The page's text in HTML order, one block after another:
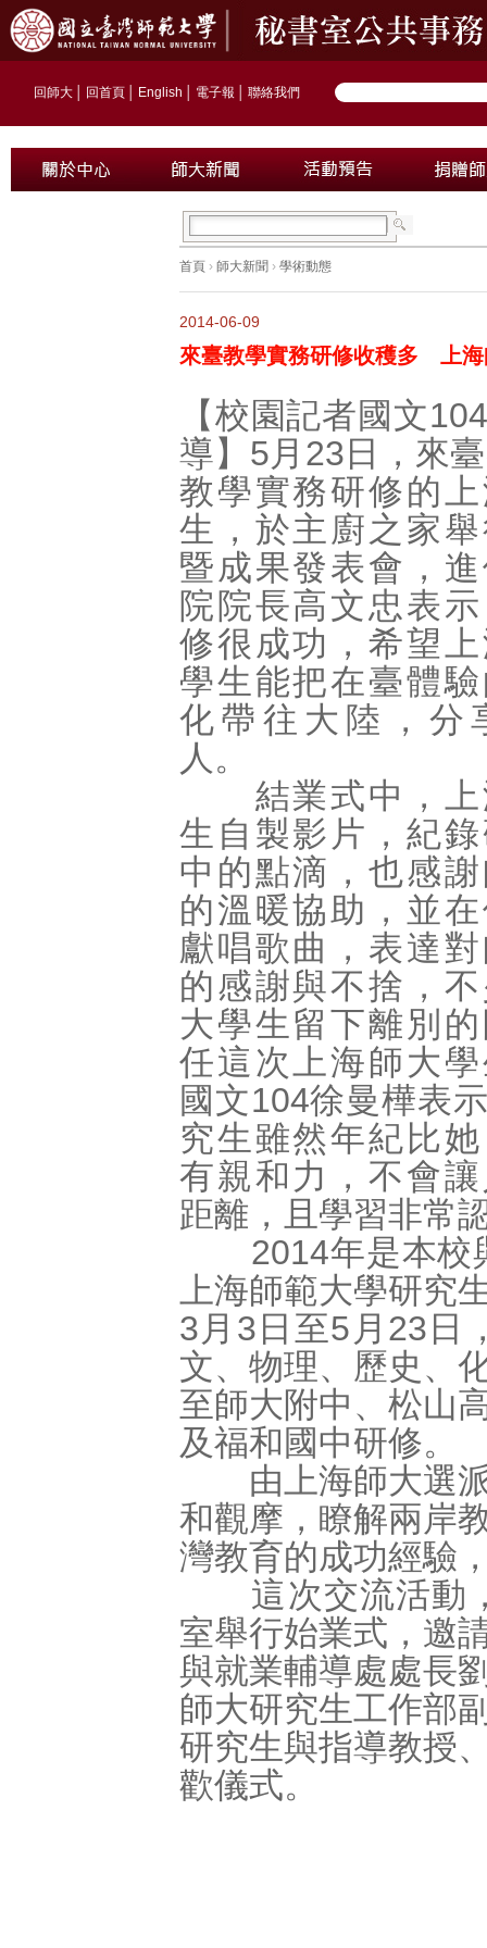
回師大 回首頁 English 電子報 聯絡我們
首頁 › 師大新聞 › 學術動態
2014-06-09
來臺教學實務研修收穫多 上海
【校園記者國文
導】5月23日，來
教學實務研修的
生，於主廚之家
暨成果發表會，
院院長高文忠表
修很成功，希望
學生能把在臺體
化帶往大陸，分
人。
結業式中，上
生自製影片，紀
中的點滴，也感
的溫暖協助，並
獻唱歌曲，表達
的感謝與不捨，
大學生留下離別
任這次上海師大
國文104徐曼樺表
究生雖然年紀比
有親和力，不會
距離，且學習非常
2014年是本校
上海師範大學研究
3月3日至5月23日
文、物理、歷史、
至師大附中、松山
及福和國中研修。
由上海師大選派
和觀摩，瞭解兩岸
灣教育的成功經驗
這次交流活動，
室舉行始業式，邀
與就業輔導處處長
師大研究生工作部
研究生與指導教授
歡儀式。